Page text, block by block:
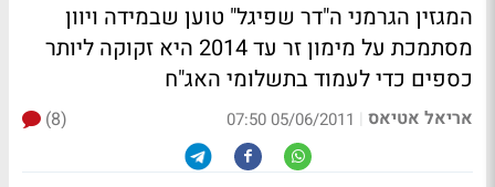
המגזין הגרמני ה"דר שפיגל" טוען שבמידה ויוון
מסתמכת על מימון זר עד 2014 היא זקוקה ליותר
כספים כדי לעמוד בתשלומי האג"ח
אריאל אטיאס |
05/06/2011 07:50
(8)